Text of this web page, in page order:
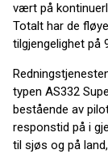
vært på
Totalt har de
tilgjengelighet på
typen AS332
bestående av
responstid på i
til sjøs og på